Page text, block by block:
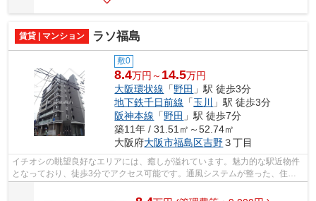
賃貸 | マンション ラソ福島
敷0
8.4万円～ 14.5万円
大阪環状線 「野田 」駅 徒歩3分
地下鉄千日前線 「玉川
」駅 徒歩3分
阪神本線 「野田 」駅 徒歩7分
築11年 / 31.51㎡～52.74㎡
大阪府大阪市福島区吉野３丁目
イチオシの眺望良好なエリアには、癒しが溢れています。魅力的な駅近物件
となっており、徒歩3分でアクセス可能です。通風システムが整った、住環